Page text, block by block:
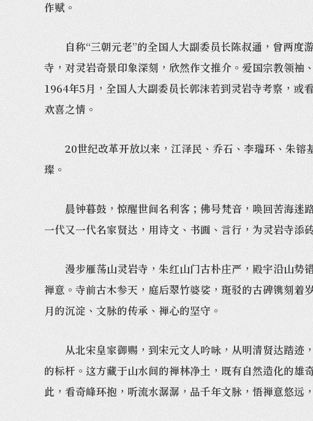
作赋。
自称“三朝元老”的全国人大副委员长陈叔通，曾两度
寺，对灵岩奇景印象深刻，欣然作文推介。爱国宗教领袖
1964年5月，全国人大副委员长郭沫若到灵岩寺考察，或
欢喜之情。
20世纪改革开放以来，江泽民、乔石、李瑞环、朱镕
璨。
晨钟暮鼓，惊醒世间名利客；佛号梵音，唤回苦海迷路
一代又一代名家贤达，用诗文、书画、言行，为灵岩寺添
漫步雁荡山灵岩寺，朱红山门古朴庄严，殿宇沿山势
禅意。寺前古木参天，庭后翠竹婆娑，斑驳的古碑镌刻着
月的沉淀、文脉的传承、禅心的坚守。
从北宋皇家御赐，到宋元文人吟咏，从明清贤达踏迹
的标杆。这方藏于山水间的禅林净土，既有自然造化的
此，看奇峰环抱，听流水潺潺，品千年文脉，悟禅意悠远